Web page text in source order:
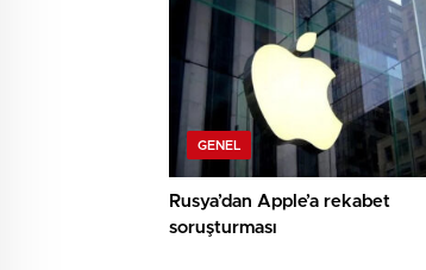
GENEL
Rusya’dan Apple’a rekabet
soruşturması